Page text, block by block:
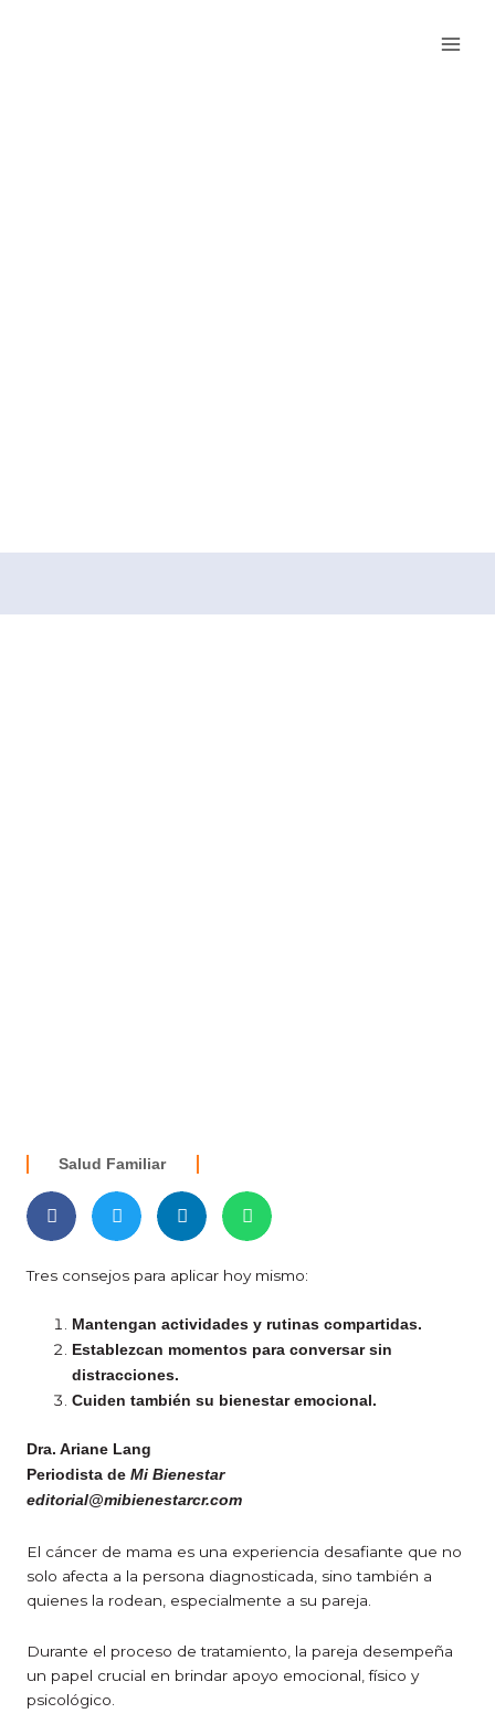
Salud Familiar
Tres consejos para aplicar hoy mismo:
Mantengan actividades y rutinas compartidas.
Establezcan momentos para conversar sin
distracciones.
Cuiden también su bienestar emocional.
Dra. Ariane Lang
Periodista de Mi Bienestar
editorial@mibienestarcr.com
El cáncer de mama es una experiencia desafiante que no
solo afecta a la persona diagnosticada, sino también a
quienes la rodean, especialmente a su pareja.
Durante el proceso de tratamiento, la pareja desempeña
un papel crucial en brindar apoyo emocional, físico y
psicológico.